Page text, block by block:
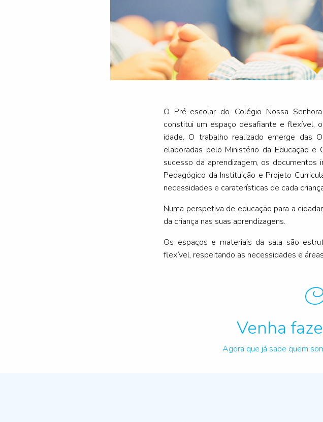
O Pré-escolar do Colégio Nossa
constitui um espaço desafiante e flexível,
idade. O trabalho realizado emerge das
elaboradas pelo Ministério da Educação e
sucesso da aprendizagem, os
Pedagógico da Instituição e Projeto
necessidades e caraterísticas de cada
Numa perspetiva de educação para a
da criança nas suas aprendizagens.
Os espaços e materiais da sala são
flexível, respeitando as necessidades e
Venha
Agora que já sabe quem